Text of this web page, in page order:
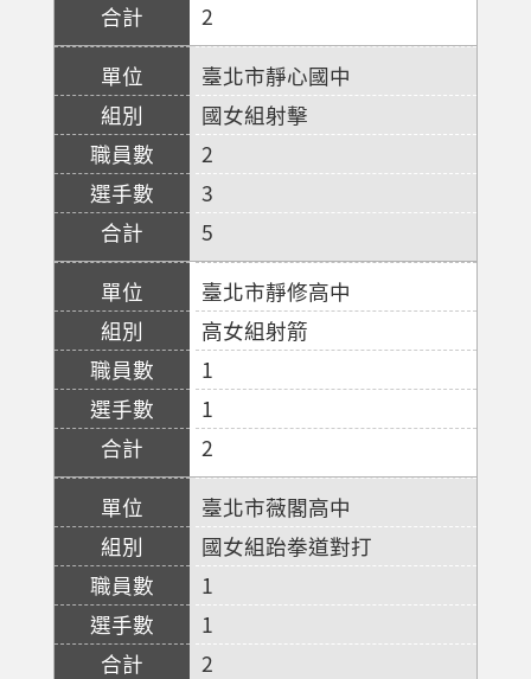
2
臺北市靜心國中
國女組射擊
2
3
5
臺北市靜修高中
高女組射箭
1
1
2
臺北市薇閣高中
國女組跆拳道對打
1
1
2